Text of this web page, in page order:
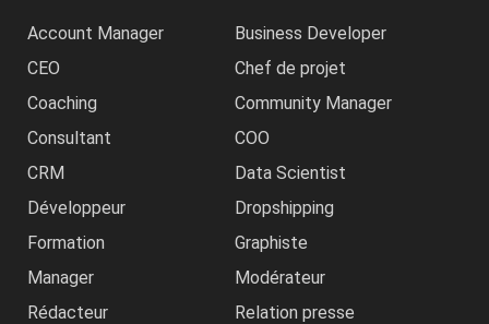
Account Manager
Business Developer
CEO
Chef de projet
Coaching
Community Manager
Consultant
COO
CRM
Data Scientist
Développeur
Dropshipping
Formation
Graphiste
Manager
Modérateur
Rédacteur
Relation presse